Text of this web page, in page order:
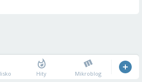
Hity Mikroblog